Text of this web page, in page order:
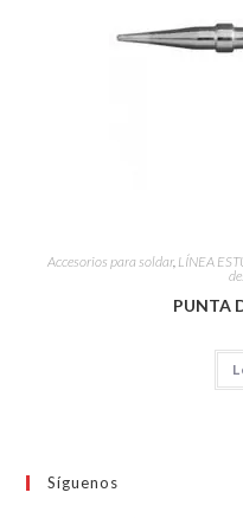
Accesorios para soldar, LÍNEA
PUNTA
Síguenos